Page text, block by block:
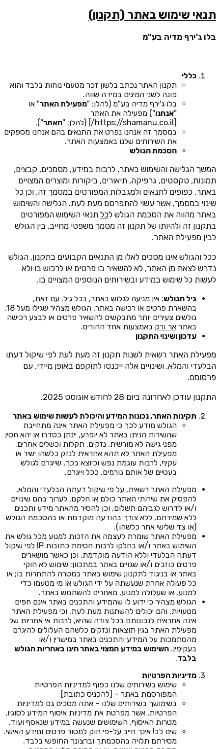
תנאי שימוש באתר (תקנון)
בלו ג'ירף מדיה בע"מ
כללי
תקנון האתר נכתב בלשון זכר מטעמי נוחות בלבד והוא
פונה לשני המינים במידה שווה.
בלו ג'ירף מדיה בע"מ (להלן: "מפעילת האתר" או
"אנחנו") מפעילה את האתר
[https://shamanu.co.il/] (להלן: "
האתר").
במסמך זה אנחנו נפרט את התנאים בהם אנחנו מספקים
את השירותים שלנו באמצעות האתר.
הסכמת הגולש
המשך הגלישה והשימוש באתר, לרבות במידע, מסמכים, קבצים,
תמונות, טקסטים, גרפיקה, תיאורים, ביקורות ומוצרים המצויים
באתר, כפופים לתנאים ולמגבלות המפורטים במסמך זה, וכן כל
שינוי במסמך, אשר עשוי להתפרסם מעת לעת. הגלישה והשימוש
באתר מהווה את הסכמת הגולש לכל תנאי השימוש המפורטים
בתקנון זה ולהיותו של תקנון זה מסמך משפטי מחייב, בין הגולש
לבין מפעילת האתר.
ככל והגולש אינו מסכים לאלו מן התנאים הקבועים בתקנון, הגולש
נדרש לצאת מן האתר, לא להשאיר בו פרטים או לרכוש בו ולא
לעשות כל שימוש במידע ובשירותים הנוספים המצויים בו.
גיל הגולש: אין מניעה לגלוש באתר, בכל גיל. עם זאת,
בהשארת פרטים או רכישה באתר, הגולש מצהיר שגילו מעל 18.
גולשים צעירים יותר מתבקשים להשאיר פרטים או לבצע רכישה
באתר אך ורק באמצעות אחד ההורים.
עדכון ושינוי התקנון
מפעילת האתר רשאית לשנות תקנון זה מעת לעת לפי שיקול דעתו
הבלעדי והמלא, ושינויים אלה ייכנסו לתוקפם באופן מיידי, עם
פרסומם.
התקנון עודכן לאחרונה ביום 28 לחודש אוגוסט 2025.
תקינות האתר, נכונות המידע והיכולת לעשות שימוש באתר
הגולש מודע לכך כי מפעילת האתר אינה מתחייבת
שהשירות הניתן באתר לא יופרע, יינתן כסדרו או יהא חסין
מפני גישה לא מורשית, נזקים, תקלות וכשלים אחרים.
מפעילת האתר לא תהא אחראית לנזק כלשהו ישיר או
עקיף, לרבות עוגמת נפש וכיוצא בכך, שייגרם לגולש
בעטיים של אותם גורמים, ככל וייגרם.
מפעילת האתר רשאית, על פי שיקול דעתה הבלעדי והמלא,
להפסיק את שירותי האתר כולם או חלקם, לערוך בהם שינויים
ו/או לדרוש לגביהם תשלום, וכן להסיר מהאתר מידע ותכנים
ללא שמירתם, ללא צורך בהודעה מוקדמת או בהסכמת הגולש
(או צד שלישי אחר כלשהו).
מפעילת האתר שומרת לעצמה את הזכות למנוע מכל גולש את
השימוש באתר ו/או בחלקו לרבות חסימת כתובות IP לפי שיקול
דעתה הבלעדי וללא הודעה מוקדמת, וכן כאשר מושארים
פרטים כוזבים ו/או שגויים באתר במתכוון; שימוש לא חוקי
באתר או בניגוד לתקנון; שימוש באתר במטרה להתחרות בו; או
כל פעולה אחרת שנעשתה על ידי הגולש או מי מטעמו כדי
למנוע, או שעלולה למנוע, מאחרים להשתמש באתר.
הגולש מצהיר כי ידוע לו שהמידע והתכנים באתר אינם חפים
מטעויות, והם יכולים להשתנות מעת לעת, וכי מפעילת האתר
אינה אחראית לנכונותם בכל צורה שהיא, לרבות אי אחריות של
מפעילת האתר בגין תוצאות ונזקים כלשהם העלולים להיגרם
מהסתמכות על המידע והתכנים באתר במישרין ו/או
בעקיפין. השימוש במידע המצוי באתר הינו באחריות הגולש
בלבד.
מדיניות הפרטיות
שימוש בשירותים שלנו כפוף למדיניות הפרטיות
המפורסמת באתר – [להכניס כתובת]
בשימושך בשירותים שלנו – אתה מסכים גם למדיניות
הפרטיות, אשר מפרטת את מדיניות איסוף המידע לסוגיו,
מטרות האיסוף, השימושים שנעשה במידע שנאסף ועוד.
שים לב! אינך חייב על-פי חוק למסור פרטים ומידע האישי.
מסירתם תלויה בהסכמתך וברצונך החופשי בלבד.